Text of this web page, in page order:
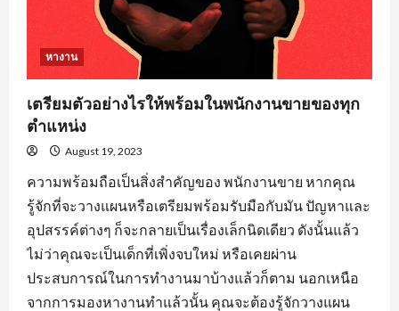
งาน
หางาน
เตรียมตัวอย่างไรให้พร้อมในพนักงานขายของทุก
ตำแหน่ง
August 19, 2023
ความพร้อมถือเป็นสิ่งสำคัญของ พนักงานขาย หากคุณ
รู้จักที่จะวางแผนหรือเตรียมพร้อมรับมือกับมัน ปัญหาและ
อุปสรรค์ต่างๆ ก็จะกลายเป็นเรื่องเล็กนิดเดียว ดังนั้นแล้ว
ไม่ว่าคุณจะเป็นเด็กที่เพิ่งจบใหม่ หรือเคยผ่าน
ประสบการณ์ในการทำงานมาบ้างแล้วก็ตาม นอกเหนือ
จากการมองหางานทำแล้วนั้น คุณจะต้องรู้จักวางแผน